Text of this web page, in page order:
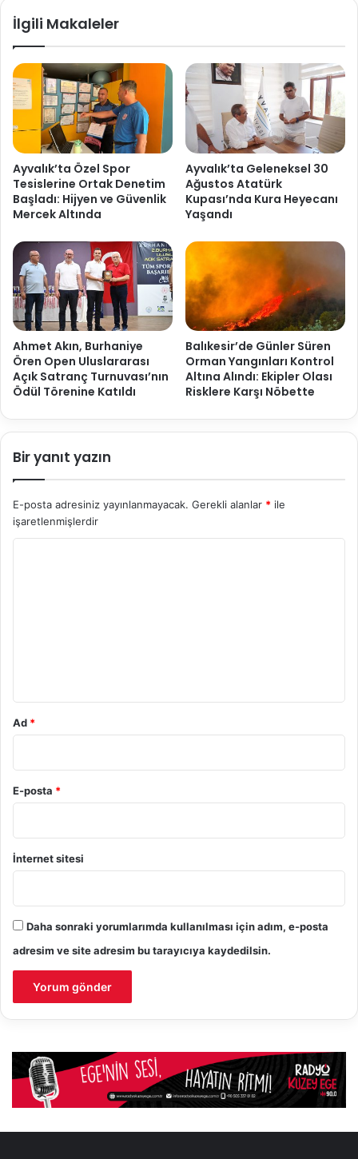
İlgili Makaleler
Ayvalık’ta Özel Spor
Tesislerine Ortak Denetim
Başladı: Hijyen ve Güvenlik
Mercek Altında
Ayvalık’ta Geleneksel 30
Ağustos Atatürk
Kupası’nda Kura Heyecanı
Yaşandı
Ahmet Akın, Burhaniye
Ören Open Uluslararası
Açık Satranç Turnuvası’nın
Ödül Törenine Katıldı
Balıkesir’de Günler Süren
Orman Yangınları Kontrol
Altına Alındı: Ekipler Olası
Risklere Karşı Nöbette
Bir yanıt yazın
E-posta adresiniz yayınlanmayacak. Gerekli alanlar * ile
işaretlenmişlerdir
Ad *
E-posta *
İnternet sitesi
Daha sonraki yorumlarımda kullanılması için adım, e-posta
adresim ve site adresim bu tarayıcıya kaydedilsin.